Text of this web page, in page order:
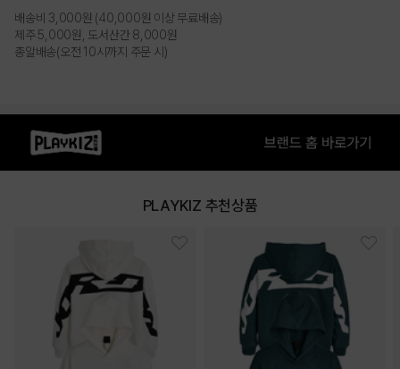
배송비 3,000원 (40,000원 이상 무료배송)
제주 5,000원, 도서산간 8,000원
총알배송(오전 10시까지 주문 시)
PLAYKIZ 추천상품